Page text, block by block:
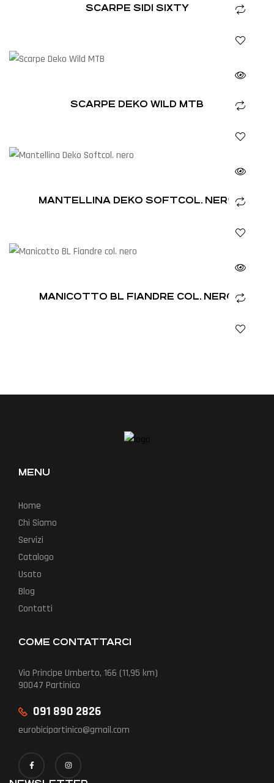
SCARPE SIDI SIXTY
SCARPE DEKO WILD MTB
MANTELLINA DEKO SOFTCOL. NERO
MANICOTTO BL FIANDRE COL. NERO
MENU
Home
Chi Siamo
Servizi
Catalogo
Usato
Blog
Contatti
COME CONTATTARCI
Via Principe Umberto, 166 (11,95 km)
90047 Partinico
091 890 2826
eurobicipartinico@gmail.com